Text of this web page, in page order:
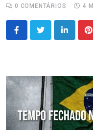
0 COMENTÁRIOS 4
LinkedIn